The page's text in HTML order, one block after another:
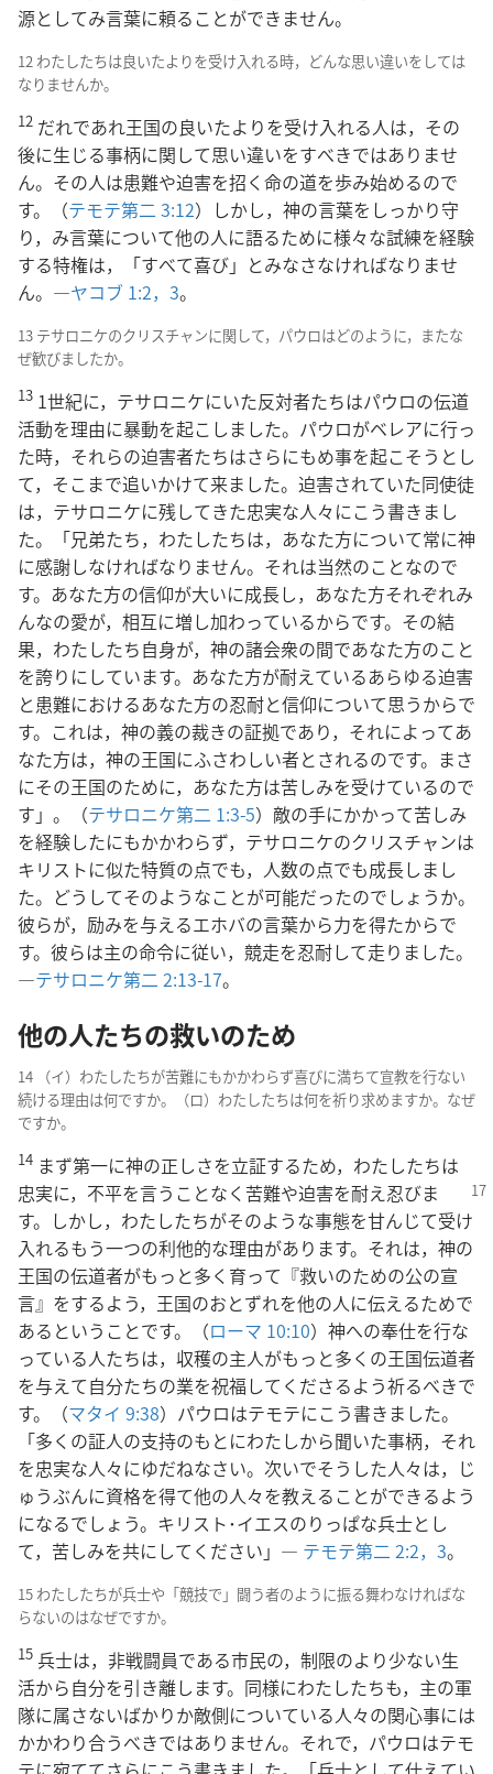
源としてみ言葉に頼ることができません。
12 わたしたちは良いたよりを受け入れる時，どんな思い違いをしては
なりませんか。
12 だれであれ王国の良いたよりを受け入れる人は，その
後に生じる事柄に関して思い違いをすべきではありませ
ん。その人は患難や迫害を招く命の道を歩み始めるので
す。（テモテ第二 3:12）しかし，神の言葉をしっかり守
り，み言葉について他の人に語るために様々な試練を経験
する特権は，「すべて喜び」とみなさなければなりませ
ん。―ヤコブ 1:2，3。
13 テサロニケのクリスチャンに関して，パウロはどのように，またな
ぜ歓びましたか。
13 1世紀に，テサロニケにいた反対者たちはパウロの伝道
活動を理由に暴動を起こしました。パウロがベレアに行っ
た時，それらの迫害者たちはさらにもめ事を起こそうとし
て，そこまで追いかけて来ました。迫害されていた同使徒
は，テサロニケに残してきた忠実な人々にこう書きまし
た。「兄弟たち，わたしたちは，あなた方について常に神
に感謝しなければなりません。それは当然のことなので
す。あなた方の信仰が大いに成長し，あなた方それぞれみ
んなの愛が，相互に増し加わっているからです。その結
果，わたしたち自身が，神の諸会衆の間であなた方のこと
を誇りにしています。あなた方が耐えているあらゆる迫害
と患難におけるあなた方の忍耐と信仰について思うからで
す。これは，神の義の裁きの証拠であり，それによってあ
なた方は，神の王国にふさわしい者とされるのです。まさ
にその王国のために，あなた方は苦しみを受けているので
す」。（テサロニケ第二 1:3-5）敵の手にかかって苦しみ
を経験したにもかかわらず，テサロニケのクリスチャンは
キリストに似た特質の点でも，人数の点でも成長しまし
た。どうしてそのようなことが可能だったのでしょうか。
彼らが，励みを与えるエホバの言葉から力を得たからで
す。彼らは主の命令に従い，競走を忍耐して走りました。
―テサロニケ第二 2:13-17。
他の人たちの救いのため
14 （イ）わたしたちが苦難にもかかわらず喜びに満ちて宣教を行ない
続ける理由は何ですか。（ロ）わたしたちは何を祈り求めますか。なぜ
ですか。
14 まず第一に神の正しさを立証するため，わたしたちは
忠実に，不平を言うことなく苦難や迫害を耐え忍びま
す。しかし，わたしたちがそのような事態を甘んじて受け
入れるもう一つの利他的な理由があります。それは，神の
王国の伝道者がもっと多く育って『救いのための公の宣
言』をするよう，王国のおとずれを他の人に伝えるためで
あるということです。（ローマ 10:10）神への奉仕を行な
っている人たちは，収穫の主人がもっと多くの王国伝道者
を与えて自分たちの業を祝福してくださるよう祈るべきで
す。（マタイ 9:38）パウロはテモテにこう書きました。
「多くの証人の支持のもとにわたしから聞いた事柄，それ
を忠実な人々にゆだねなさい。次いでそうした人々は，じ
ゅうぶんに資格を得て他の人々を教えることができるよう
になるでしょう。キリスト･イエスのりっぱな兵士とし
て，苦しみを共にしてください」― テモテ第二 2:2，3。
15 わたしたちが兵士や「競技で」闘う者のように振る舞わなければな
らないのはなぜですか。
15 兵士は，非戦闘員である市民の，制限のより少ない生
活から自分を引き離します。同様にわたしたちも，主の軍
隊に属さないばかりか敵側についている人々の関心事には
かかわり合うべきではありません。それで，パウロはテモ